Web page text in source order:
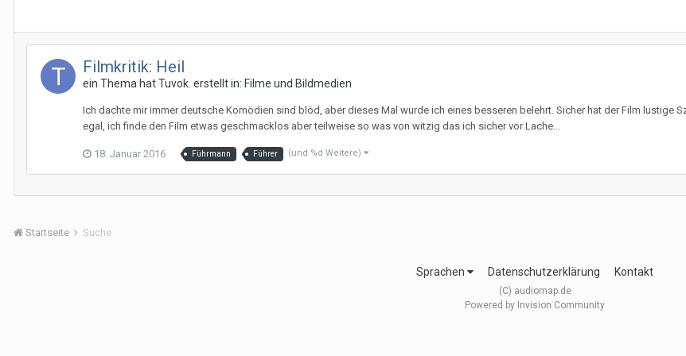
Filmkritik: Heil
ein Thema hatTuvok. erstellt in: Filme und Bildmedien
Ich dachte mir immer deutsche Komödien sind blöd, aber dieses Mal wurde ich eines besseren belehrt. Sicher hat der Film lustige
egal, ich finde den Film etwas geschmacklos aber teilweise so was von witzig das ich sicher vor Lache...
18. Januar 2016 Führmann Führer (und %d Weitere)
Startseite Suche
Sprachen Datenschutzerklärung Kontakt
(C) audiomap.de
Powered by Invision Community